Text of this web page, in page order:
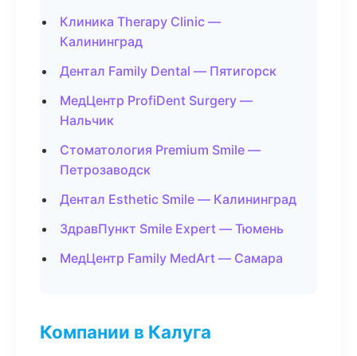
Клиника Therapy Clinic —
Калининград
Дентал Family Dental — Пятигорск
МедЦентр ProfiDent Surgery —
Нальчик
Стоматология Premium Smile —
Петрозаводск
Дентал Esthetic Smile — Калининград
ЗдравПункт Smile Expert — Тюмень
МедЦентр Family MedArt — Самара
Компании в Калуга